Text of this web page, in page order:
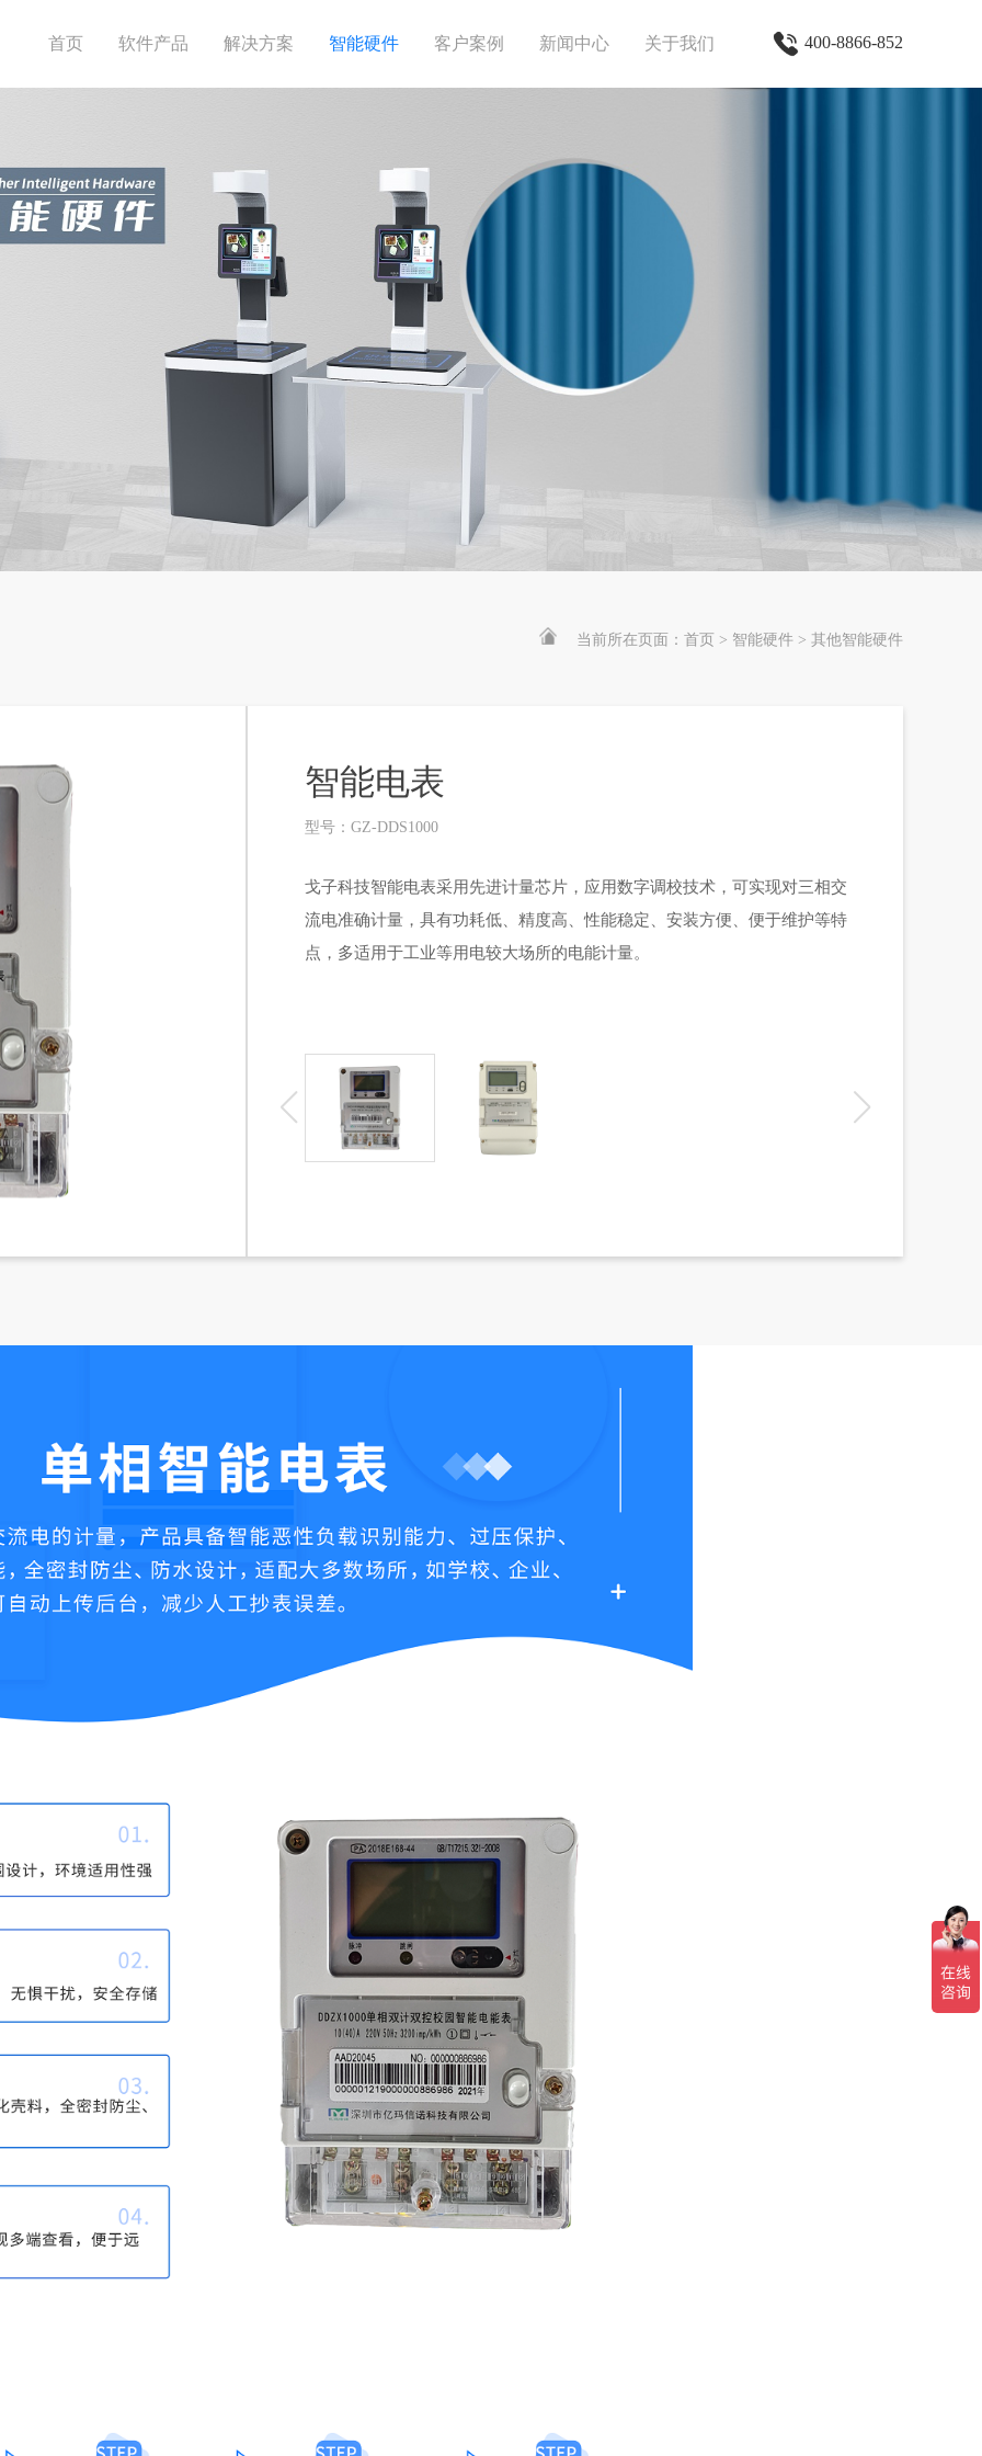
首页 软件产品 解决方案 智能硬件 客户案例 新闻中心 关于我们 400-8866-852
当前所在页面： 首页 智能硬件 其他智能硬件
智能电表
型号：GZ-DDS1000
戈子科技智能电表采用先进计量芯片，应用数字调校技术，可实现对三相交
流电准确计量，具有功耗低、精度高、性能稳定、安装方便、便于维护等特
点，多适用于工业等用电较大场所的电能计量。